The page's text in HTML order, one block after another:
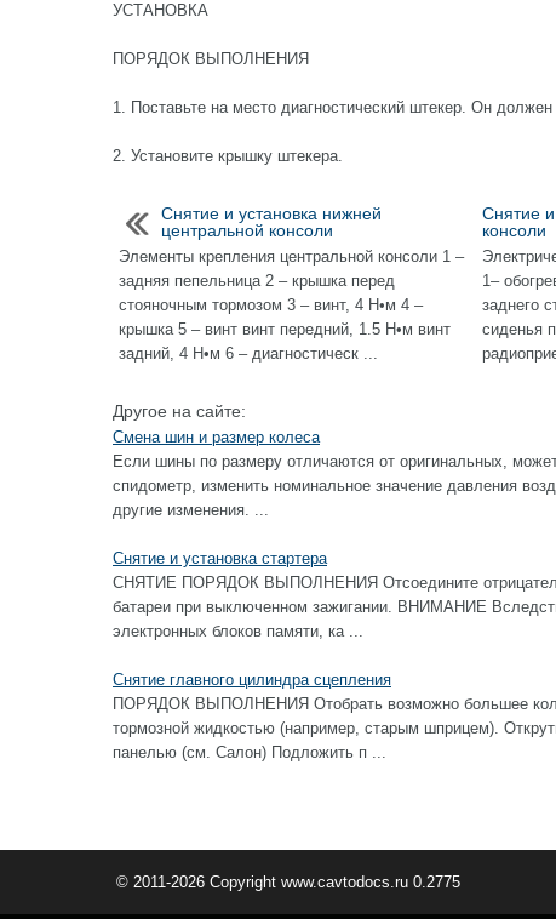
УСТАНОВКА
ПОРЯДОК ВЫПОЛНЕНИЯ
1. Поставьте на место диагностический штекер. Он
2. Установите крышку штекера.
Снятие и установка нижней
центральной консоли
Элементы крепления центральной консоли 1 –
задняя пепельница 2 – крышка перед
стояночным тормозом 3 – винт, 4 Н•м 4 –
крышка 5 – винт винт передний, 1.5 Н•м винт
задний, 4 Н•м 6 – диагностическ ...
Снятие и
консоли
1–
заднего
сиденья
Другое на сайте:
Смена шин и размер колеса
Если шины по размеру отличаются от оригинальных,
спидометр, изменить номинальное значение давления
другие изменения. ...
Снятие и установка стартера
СНЯТИЕ ПОРЯДОК ВЫПОЛНЕНИЯ Отсоедините
батареи при выключенном зажигании. ВНИМАНИЕ
электронных блоков памяти, ка ...
Снятие главного цилиндра сцепления
ПОРЯДОК ВЫПОЛНЕНИЯ Отобрать возможно большее
тормозной жидкостью (например, старым шприцем).
панелью (см. Салон) Подложить п ...
© 2011-2026 Copyright www.cavtodocs.ru 0.2775